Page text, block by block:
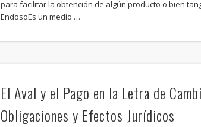
para facilitar la obtención de algún producto o bien
EndosoEs un medio …
El Aval y el Pago en la Letra de
Obligaciones y Efectos Jurídicos